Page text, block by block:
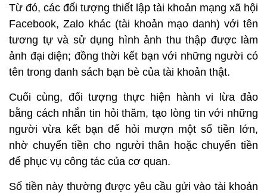
Từ đó, các đối tượng thiết lập tài khoản mạng xã hội
Facebook, Zalo khác (tài khoản mạo danh) với tên
tương tự và sử dụng hình ảnh thu thập được làm
ảnh đại diện; đồng thời kết bạn với những người có
tên trong danh sách bạn bè của tài khoản thật.
Cuối cùng, đối tượng thực hiện hành vi lừa đảo
bằng cách nhắn tin hỏi thăm, tạo lòng tin với những
người vừa kết bạn để hỏi mượn một số tiền lớn,
nhờ chuyển tiền cho người thân hoặc chuyển tiền
để phục vụ công tác của cơ quan.
Số tiền này thường được yêu cầu gửi vào tài khoản